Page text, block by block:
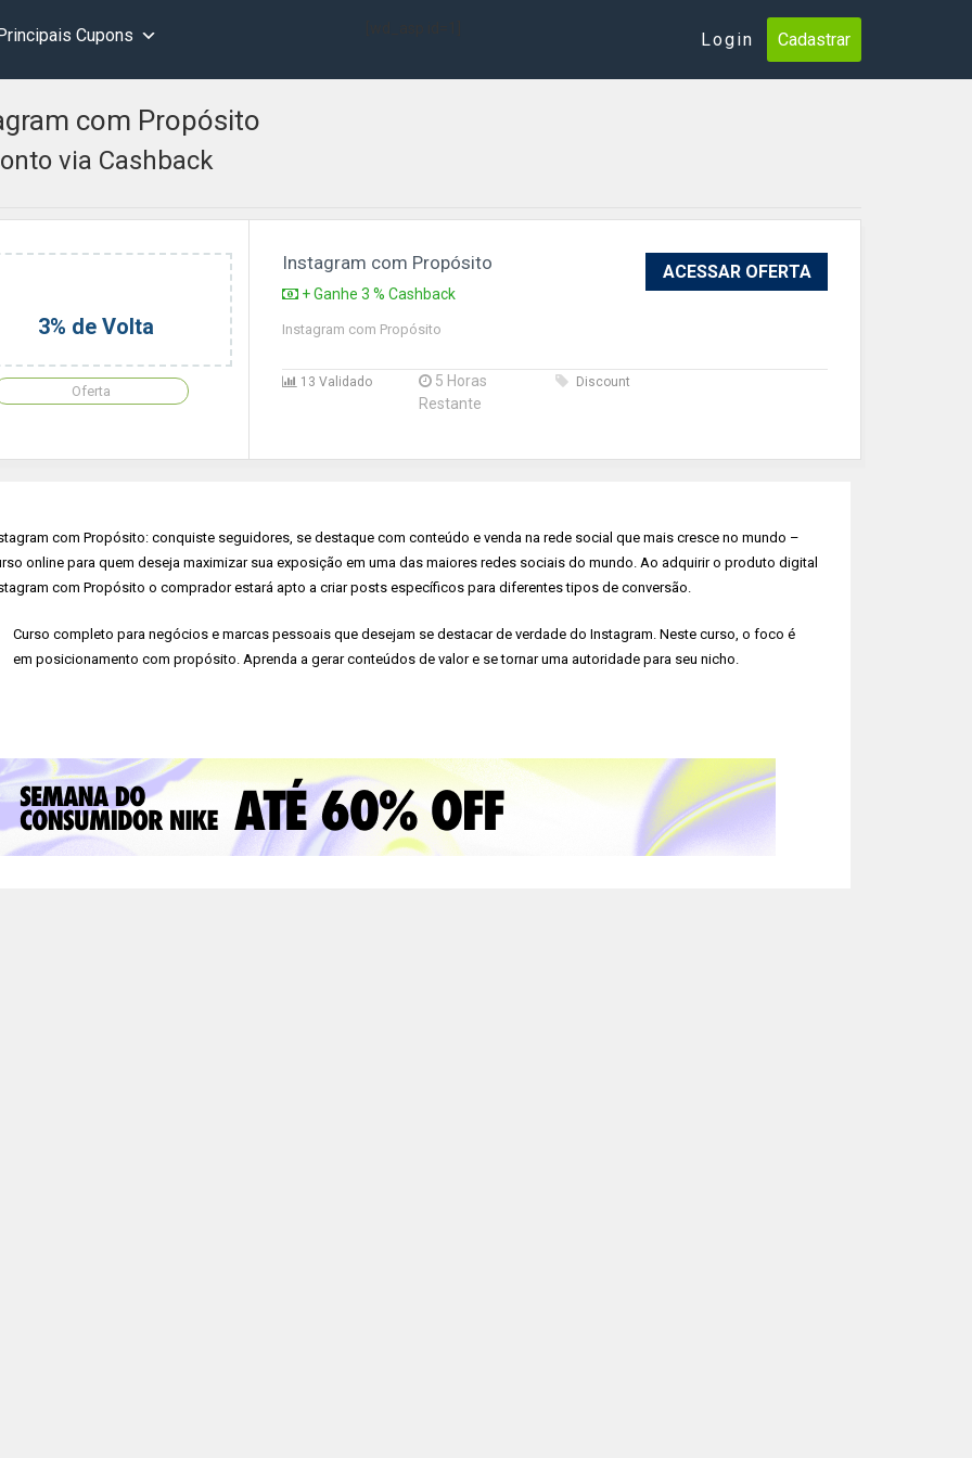
Cupons Login Cadastrar
com Propósito
via Cashback
3% de Volta
Oferta
Instagram com Propósito
+ Ganhe 3 % Cashback
ACESSAR OFERTA
Instagram com Propósito
13 Validado
5 Horas
Restante
Discount
com Propósito: conquiste seguidores, se destaque com conteúdo e venda na rede social que mais cresce no mundo –
online para quem deseja maximizar sua exposição em uma das maiores redes sociais do mundo. Ao adquirir o produto digital
com Propósito o comprador estará apto a criar posts específicos para diferentes tipos de conversão.
Curso completo para negócios e marcas pessoais que desejam se destacar de verdade do Instagram. Neste curso, o foco é
em posicionamento com propósito. Aprenda a gerar conteúdos de valor e se tornar uma autoridade para seu nicho.